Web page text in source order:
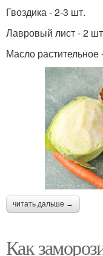
Гвоздика - 2-3 шт.
Лавровый лист - 2
Масло растительное
читать дальше →
Как